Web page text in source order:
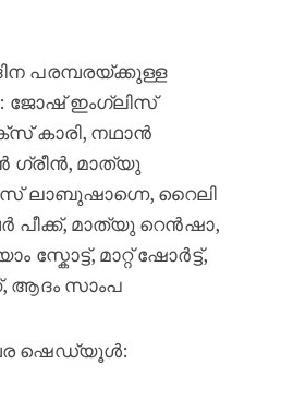
പരമ്പരയ്ക്കുള്ള
ജോഷ് ഇംഗ്ലിസ്
കാരി, നഥാൻ
മാത്യു
ലാബുഷാഗ്നെ, റൈലി
പീക്ക്, മാത്യു റെൻഷാ,
സ്കോട്ട്, മാറ്റ് ഷോർട്ട്,
ആദം സാംപ
ഷെഡ്യൂൾ: